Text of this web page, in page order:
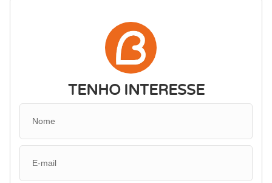
TENHO INTERESSE